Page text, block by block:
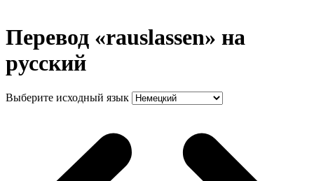
Перевод «rauslassen» на
русский
Выберите исходный язык